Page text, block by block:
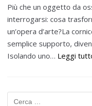
Più che un oggetto da
interrogarsi: cosa
un’opera d’arte?La
semplice supporto,
Isolando uno… Leggi